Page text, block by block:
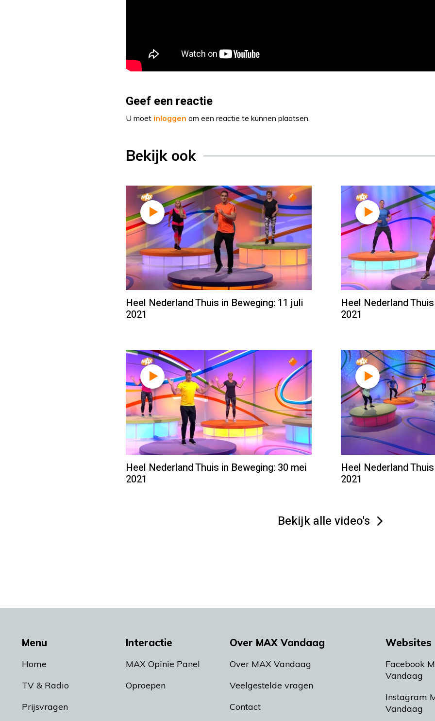
Geef een reactie
U moet inloggen om een reactie te kunnen plaatsen.
Bekijk ook
Heel Nederland Thuis in Beweging: 11 juli
2021
Heel Nederland
2021
Heel Nederland Thuis in Beweging: 30 mei
2021
Heel Nederland
2021
Bekijk alle video's
Menu
Home
TV & Radio
Prijsvragen
Interactie
MAX Opinie Panel
Oproepen
Over MAX Vandaag
Over MAX Vandaag
Veelgestelde vragen
Contact
Websites
Facebook
Vandaag
Instagram
Vandaag